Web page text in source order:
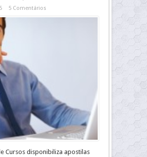
5 Comentários
Cursos disponibiliza apostilas